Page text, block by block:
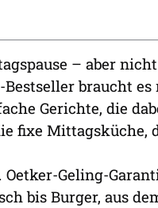
– aber
Bestseller braucht
Gerichte, die
fixe Mittagsküche,
Geling-
bis Burger, aus